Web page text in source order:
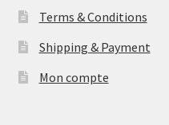
Terms & Conditions
Shipping & Payment
Mon compte